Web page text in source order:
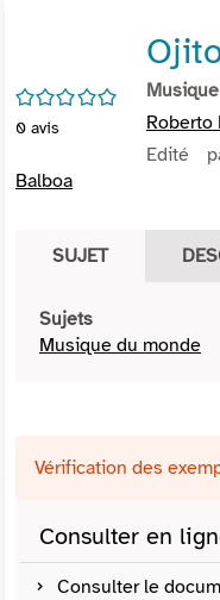
/5
0 avis
Roberto
Edité
Balboa
SUJET
Sujets
Musique du monde
Vérification des
Consulter en
Consulter le